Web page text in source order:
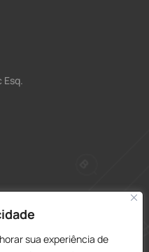
sua experiência de
Esq.